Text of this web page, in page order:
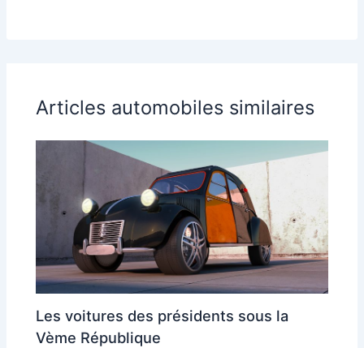
Articles automobiles similaires
Les voitures des présidents sous la
Vème République